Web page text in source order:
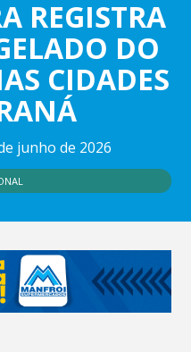
REGISTRA
DO
CIDADES
junho de 2026